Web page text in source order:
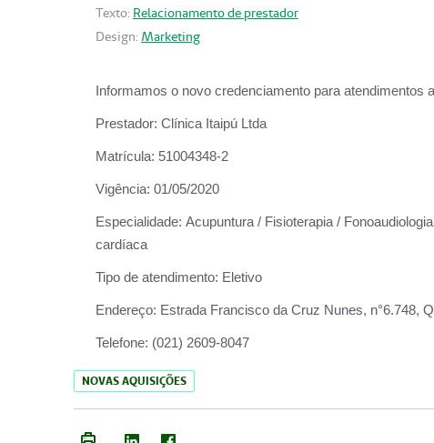
Texto: Relacionamento de prestador
Design: Marketing
Informamos o novo credenciamento para atendimentos
Prestador: Clínica Itaipú Ltda
Matrícula: 51004348-2
Vigência: 01/05/2020
Especialidade: Acupuntura / Fisioterapia /
cardíaca
Tipo de atendimento: Eletivo
Endereço: Estrada Francisco da Cruz Nunes, n°6.748,
Telefone: (021) 2609-8047
NOVAS AQUISIÇÕES